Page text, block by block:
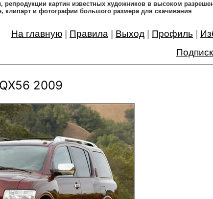
pепродукции картин известных художников в высоком
клипарт и фотографии большого размера для скачивания
На главную Правила Выход Профиль
2009